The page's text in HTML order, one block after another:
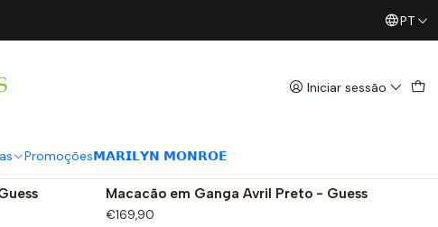
Iniciar sessão
Promoções𝗠𝗔𝗥𝗜𝗟𝗬𝗡 𝗠𝗢𝗡𝗥𝗢𝗘
Já conhece os nossos Diretos? Todas as Segundas /PT
€64,95
Macacão em Ganga Avril Preto - Guess
€169,90